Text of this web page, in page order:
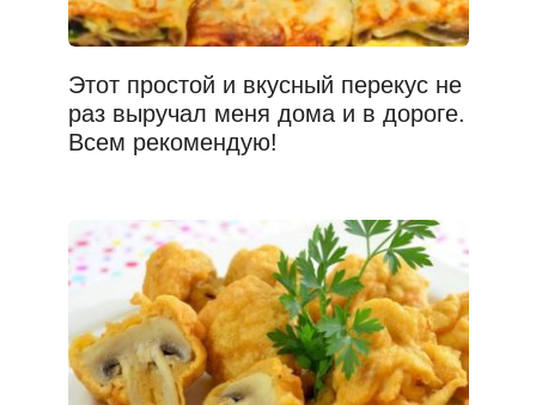
Этот простой и вкусный перекус не
раз выручал меня дома и в дороге.
Всем рекомендую!